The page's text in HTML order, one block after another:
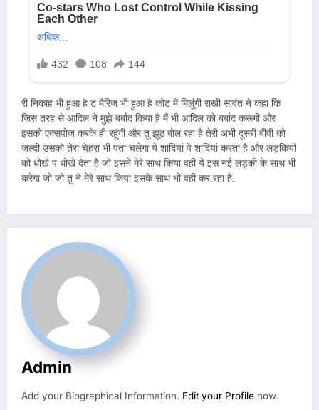
री निकाह भी हुआ है ट मैरिज भी हुआ है कोट में मिलूंगी राखी सावंत ने कहा कि
जिस तरह से आदिल ने मुझे बर्बाद किया है मैं भी आदिल को बर्बाद करूंगी और
इसको एक्सपोज करके ही रहूंगी और तू झूठ बोल रहा है तेरी अभी दूसरी बीवी को
जल्दी उसको तेरा चेहरा भी पता चलेगा ये शादियां पे शादियां करता है और लड़कियों
को धोखे प धोखे देता है जो इसने मेरे साथ किया वही ये इस नई लड़की के साथ भी
करेगा जो जो तु ने मेरे साथ किया इसके साथ भी वही कर रहा है.
Admin
Add your Biographical Information. Edit your Profile now.